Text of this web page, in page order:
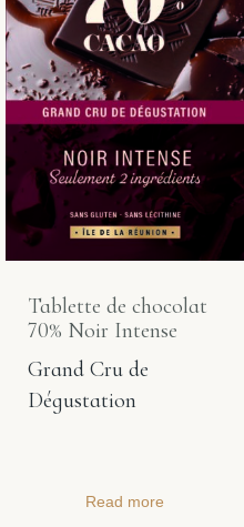
Tablette de chocolat
70% Noir Intense
Grand Cru de
Dégustation
Read more